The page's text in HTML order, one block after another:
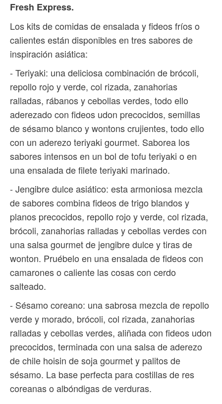
Fresh Express.
Los kits de comidas de ensalada y fideos fríos o
calientes están disponibles en tres sabores de
inspiración asiática:
- Teriyaki: una deliciosa combinación de brócoli,
repollo rojo y verde, col rizada, zanahorias
ralladas, rábanos y cebollas verdes, todo ello
aderezado con fideos udon precocidos, semillas
de sésamo blanco y wontons crujientes, todo ello
con un aderezo teriyaki gourmet. Saborea los
sabores intensos en un bol de tofu teriyaki o en
una ensalada de filete teriyaki marinado.
- Jengibre dulce asiático: esta armoniosa mezcla
de sabores combina fideos de trigo blandos y
planos precocidos, repollo rojo y verde, col rizada,
brócoli, zanahorias ralladas y cebollas verdes con
una salsa gourmet de jengibre dulce y tiras de
wonton. Pruébelo en una ensalada de fideos con
camarones o caliente las cosas con cerdo
salteado.
- Sésamo coreano: una sabrosa mezcla de repollo
verde y morado, brócoli, col rizada, zanahorias
ralladas y cebollas verdes, aliñada con fideos udon
precocidos, terminada con una salsa de aderezo
de chile hoisin de soja gourmet y palitos de
sésamo. La base perfecta para costillas de res
coreanas o albóndigas de verduras.